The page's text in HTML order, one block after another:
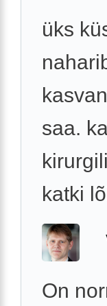
üks
saa.
katki
On